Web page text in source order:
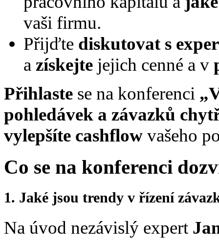
vaši firmu.
Přijďte diskutovat s
a získejte jejich cenné a v
Přihlaste se na konferenci
pohledávek a závazků
vylepšíte cashflow vašeho
Co se na konferenci
1. Jaké jsou trendy v řízení
Na úvod nezávislý expert